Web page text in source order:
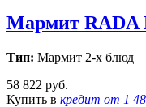
Мармит
Тип: Мармит 2-х блюд
58 822 руб.
Купить в кредит от 1